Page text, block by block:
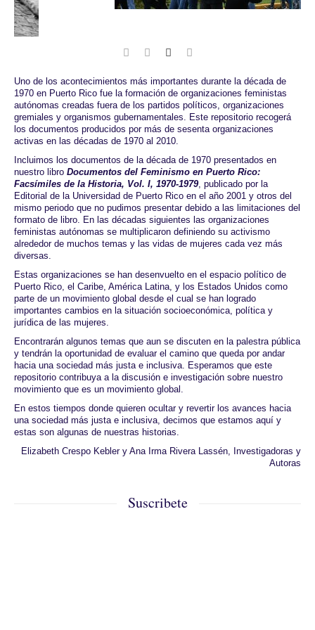
Uno de los acontecimientos más importantes durante la década de
1970 en Puerto Rico fue la formación de organizaciones feministas
autónomas creadas fuera de los partidos políticos, organizaciones
gremiales y organismos gubernamentales. Este repositorio recogerá
los documentos producidos por más de sesenta organizaciones
activas en las décadas de 1970 al 2010.
Incluimos los documentos de la década de 1970 presentados en
nuestro libro Documentos del Feminismo en Puerto Rico:
Facsímiles de la Historia, Vol. I, 1970-1979, publicado por la
Editorial de la Universidad de Puerto Rico en el año 2001 y otros del
mismo periodo que no pudimos presentar debido a las limitaciones del
formato de libro. En las décadas siguientes las organizaciones
feministas autónomas se multiplicaron definiendo su activismo
alrededor de muchos temas y las vidas de mujeres cada vez más
diversas.
Estas organizaciones se han desenvuelto en el espacio político de
Puerto Rico, el Caribe, América Latina, y los Estados Unidos como
parte de un movimiento global desde el cual se han logrado
importantes cambios en la situación socioeconómica, política y
jurídica de las mujeres.
Encontrarán algunos temas que aun se discuten en la palestra pública
y tendrán la oportunidad de evaluar el camino que queda por andar
hacia una sociedad más justa e inclusiva. Esperamos que este
repositorio contribuya a la discusión e investigación sobre nuestro
movimiento que es un movimiento global.
En estos tiempos donde quieren ocultar y revertir los avances hacia
una sociedad más justa e inclusiva, decimos que estamos aquí y
estas son algunas de nuestras historias.
Elizabeth Crespo Kebler y Ana Irma Rivera Lassén, Investigadoras y
Autoras
Suscribete